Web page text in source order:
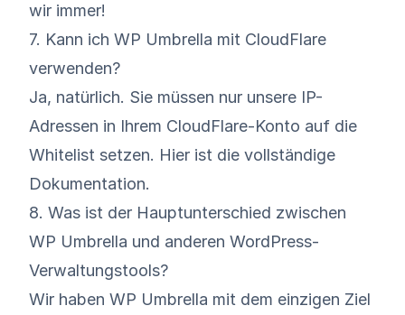
wir immer!
7. Kann ich WP Umbrella mit CloudFlare
verwenden?
Ja, natürlich. Sie müssen nur unsere IP-
Adressen in Ihrem CloudFlare-Konto auf die
Whitelist setzen. Hier ist die vollständige
Dokumentation.
8. Was ist der Hauptunterschied zwischen
WP Umbrella und anderen WordPress-
Verwaltungstools?
Wir haben WP Umbrella mit dem einzigen Ziel